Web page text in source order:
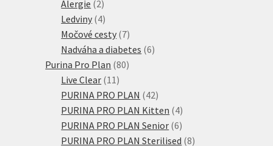
Alergie 22
produkty
Ledviny 44
produkty
Močové cesty 77
produktů
Nadváha a diabetes 66
Purina Pro Plan 8080
Live Clear 11 11
produktů
PURINA PRO PLAN 4242
produktů
PURINA PRO PLAN Kitten 44
produkty
PURINA PRO PLAN Senior 66
produktů
PURINA PRO PLAN Sterilised 88